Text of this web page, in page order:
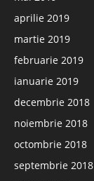
aprilie 2019
martie 2019
februarie 2019
ianuarie 2019
decembrie 2018
noiembrie 2018
octombrie 2018
septembrie 2018